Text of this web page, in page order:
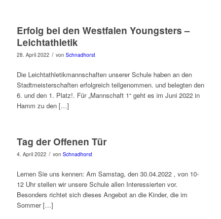
Erfolg bei den Westfalen Youngsters –
Leichtathletik
28. April 2022 / von Schnadhorst
Die Leichtathletikmannschaften unserer Schule haben an den
Stadtmeisterschaften erfolgreich teilgenommen. und belegten den
6. und den 1. Platz!. Für „Mannschaft 1“ geht es im Juni 2022 in
Hamm zu den […]
Tag der Offenen Tür
4. April 2022 / von Schnadhorst
Lernen Sie uns kennen: Am Samstag, den 30.04.2022 , von 10-
12 Uhr stellen wir unsere Schule allen Interessierten vor.
Besonders richtet sich dieses Angebot an die Kinder, die im
Sommer […]